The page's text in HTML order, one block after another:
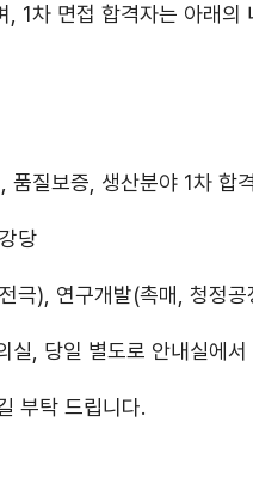
, 1차 면접 합격자는 아래
질보증, 생산분야 1차 합
당
), 연구개발(촉매, 청정공
, 당일 별도로 안내실에서
부탁 드립니다.